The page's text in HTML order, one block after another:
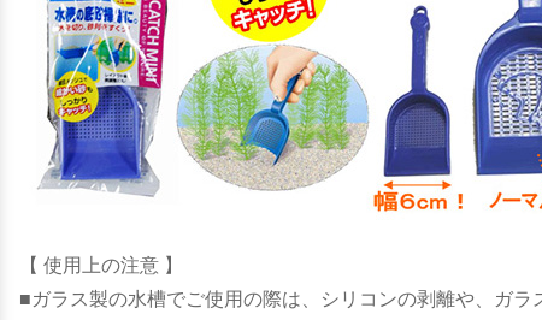
【 使用上の注意 】
■ガラス製の水槽でご使用の際は、シリコンの剥離や、ガラ